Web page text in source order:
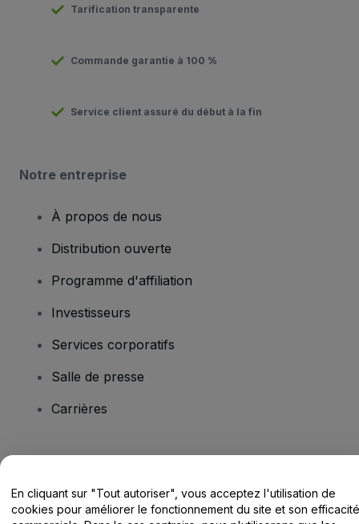
Tarification transparente
Commande garantie à 100 %
Service client assuré du début à la fin
Notre entreprise
À propos de nous
Distribution ouverte
Programme d'affiliation
Investisseurs
Services corporatifs
Salle de presse
Carrières
Centre d'assistance / Nous contacter
En cliquant sur "Tout autoriser", vous acceptez l'utilisation de
cookies pour améliorer le fonctionnement du site et son efficacité